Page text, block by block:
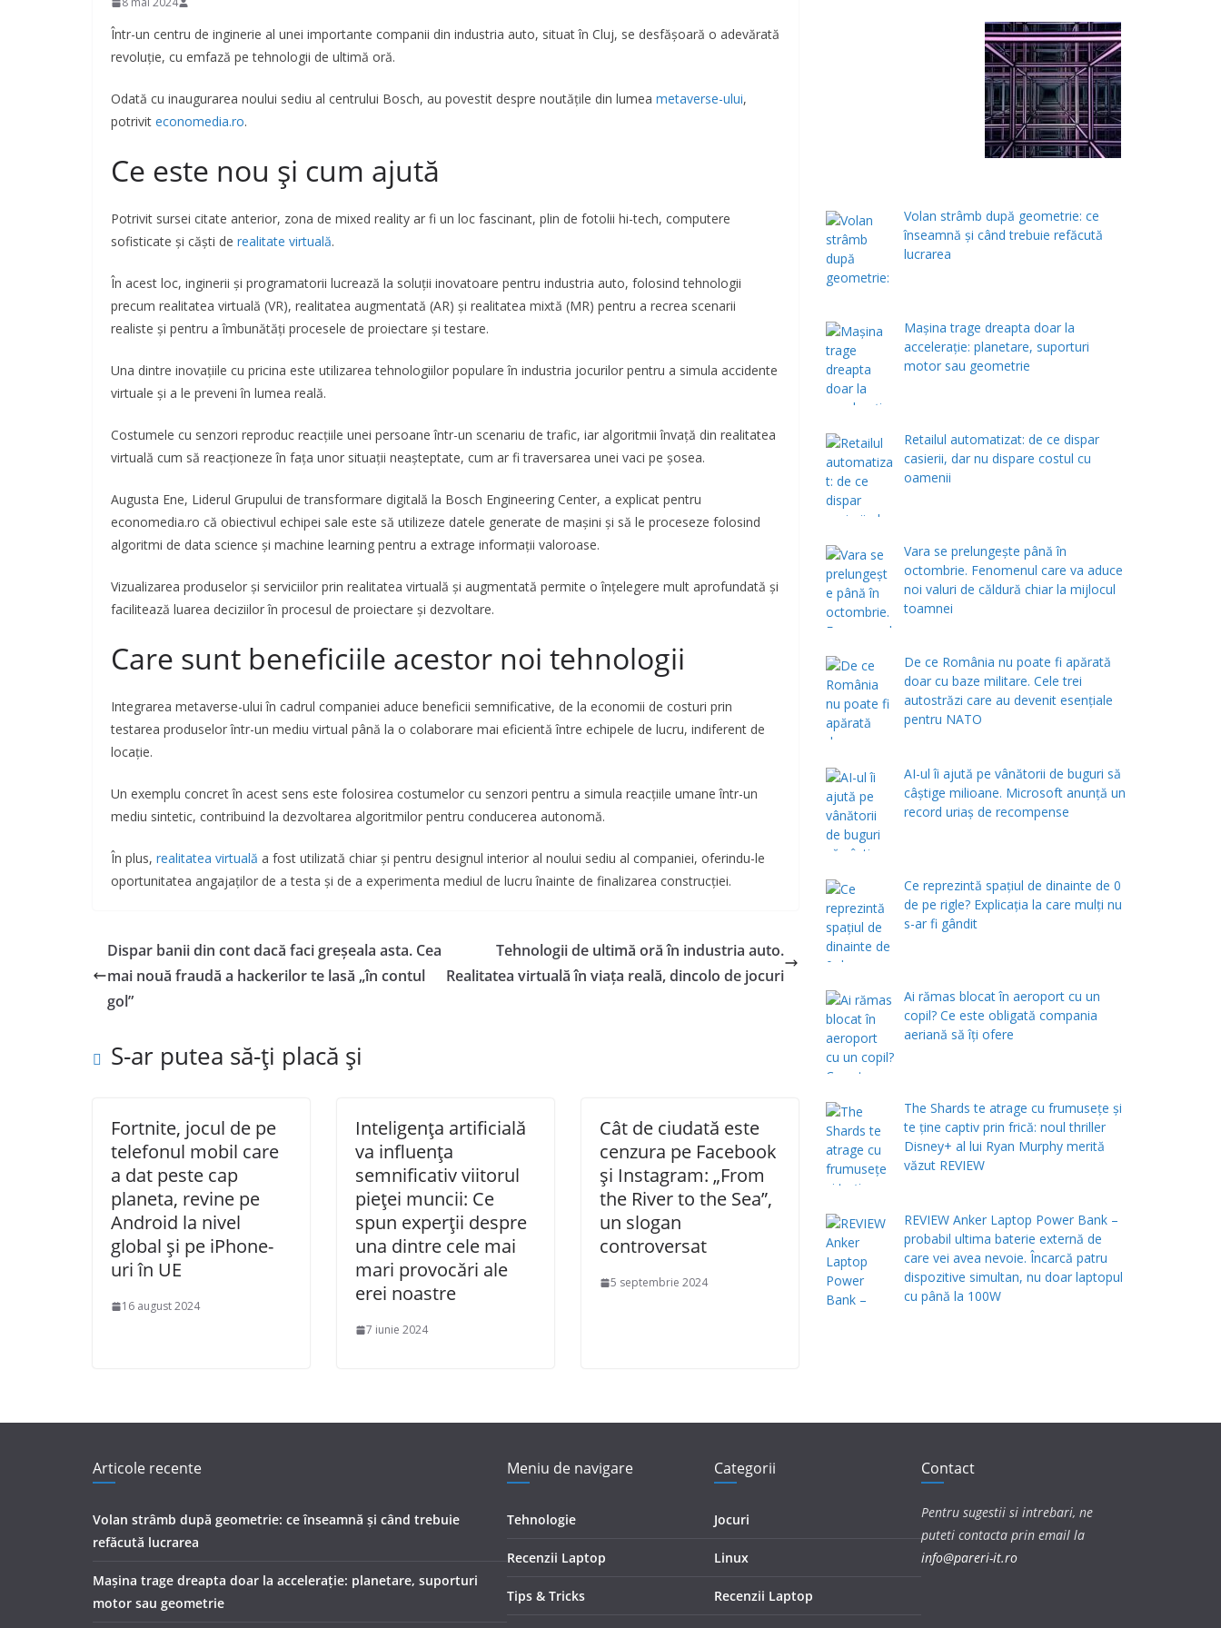
Într-un centru de inginerie al unei importante companii din industria auto, situat în Cluj, se desfășoară o adevărată
revoluție, cu emfază pe tehnologii de ultimă oră.
Odată cu inaugurarea noului sediu al centrului Bosch, au povestit despre noutățile din lumea metaverse-ului,
potrivit economedia.ro.
Ce este nou și cum ajută
Potrivit sursei citate anterior, zona de mixed reality ar fi un loc fascinant, plin de fotolii hi-tech, computere
sofisticate și căști de realitate virtuală.
În acest loc, inginerii și programatorii lucrează la soluții inovatoare pentru industria auto, folosind tehnologii
precum realitatea virtuală (VR), realitatea augmentată (AR) și realitatea mixtă (MR) pentru a recrea scenarii
realiste și pentru a îmbunătăți procesele de proiectare și testare.
Una dintre inovațiile cu pricina este utilizarea tehnologiilor populare în industria jocurilor pentru a simula accidente
virtuale și a le preveni în lumea reală.
Costumele cu senzori reproduc reacțiile unei persoane într-un scenariu de trafic, iar algoritmii învață din realitatea
virtuală cum să reacționeze în fața unor situații neașteptate, cum ar fi traversarea unei vaci pe șosea.
Augusta Ene, Liderul Grupului de transformare digitală la Bosch Engineering Center, a explicat pentru
economedia.ro că obiectivul echipei sale este să utilizeze datele generate de mașini și să le proceseze folosind
algoritmi de data science și machine learning pentru a extrage informații valoroase.
Vizualizarea produselor și serviciilor prin realitatea virtuală și augmentată permite o înțelegere mult aprofundată și
facilitează luarea deciziilor în procesul de proiectare și dezvoltare.
Care sunt beneficiile acestor noi tehnologii
Integrarea metaverse-ului în cadrul companiei aduce beneficii semnificative, de la economii de costuri prin
testarea produselor într-un mediu virtual până la o colaborare mai eficientă între echipele de lucru, indiferent de
locație.
Un exemplu concret în acest sens este folosirea costumelor cu senzori pentru a simula reacțiile umane într-un
mediu sintetic, contribuind la dezvoltarea algoritmilor pentru conducerea autonomă.
În plus, realitatea virtuală a fost utilizată chiar și pentru designul interior al noului sediu al companiei, oferindu-le
oportunitatea angajaților de a testa și de a experimenta mediul de lucru înainte de finalizarea construcției.
Dispar banii din cont dacă faci greșeala asta. Cea
mai nouă fraudă a hackerilor te lasă „în contul
gol”
Tehnologii de ultimă oră în industria auto.
Realitatea virtuală în viața reală, dincolo de jocuri
S-ar putea să-ți placă și
Fortnite, jocul de pe
telefonul mobil care
a dat peste cap
planeta, revine pe
Android la nivel
global și pe iPhone-
uri în UE
16 august 2024
Inteligența artificială
va influența
semnificativ viitorul
pieței muncii: Ce
spun experții despre
una dintre cele mai
mari provocări ale
erei noastre
7 iunie 2024
Cât de ciudată este
cenzura pe Facebook
și Instagram: „From
the River to the Sea”,
un slogan
controversat
5 septembrie 2024
Volan strâmb după geometrie: ce
înseamnă și când trebuie refăcută
lucrarea
Mașina trage dreapta doar la
accelerație: planetare, suporturi
motor sau geometrie
Retailul automatizat: de ce dispar
casierii, dar nu dispare costul cu
oamenii
Vara se prelungeşte până în
octombrie. Fenomenul care va aduce
noi valuri de căldură chiar la mijlocul
toamnei
De ce România nu poate fi apărată
doar cu baze militare. Cele trei
autostrăzi care au devenit esențiale
pentru NATO
AI-ul îi ajută pe vânătorii de buguri să
câștige milioane. Microsoft anunță un
record uriaș de recompense
Ce reprezintă spaţiul de dinainte de 0
de pe rigle? Explicaţia la care mulţi nu
s-ar fi gândit
Ai rămas blocat în aeroport cu un
copil? Ce este obligată compania
aeriană să îți ofere
The Shards te atrage cu frumusețe și
te ține captiv prin frică: noul thriller
Disney+ al lui Ryan Murphy merită
văzut REVIEW
REVIEW Anker Laptop Power Bank –
probabil ultima baterie externă de
care vei avea nevoie. Încarcă patru
dispozitive simultan, nu doar laptopul
cu până la 100W
Articole recente
Volan strâmb după geometrie: ce înseamnă și când trebuie
refăcută lucrarea
Mașina trage dreapta doar la accelerație: planetare, suporturi
motor sau geometrie
Meniu de navigare
Tehnologie
Recenzii Laptop
Tips & Tricks
Categorii
Jocuri
Linux
Recenzii Laptop
Contact
Pentru sugestii si intrebari, ne
puteti contacta prin email la
info@pareri-it.ro